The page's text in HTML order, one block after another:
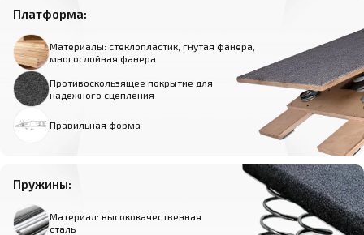
Платформа:
Материалы: стеклопластик, гнутая фанера,
многослойная фанера
Противоскользящее покрытие для
надежного сцепления
Правильная форма
Пружины:
Материал: высококачественная
сталь